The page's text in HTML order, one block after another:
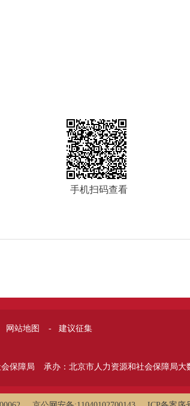
手机扫码查看
网站地图 - 建议征集
保障局 承办：北京市人力资源和社会保障局大